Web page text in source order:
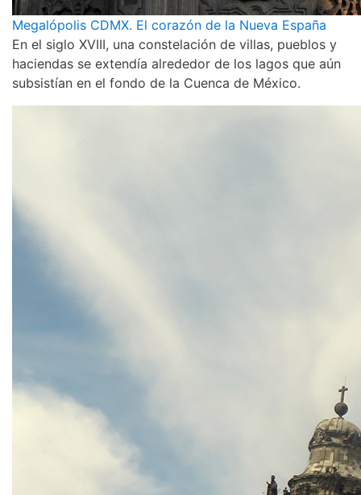
Megalópolis CDMX. El corazón de la Nueva España
En el siglo XVIII, una constelación de villas, pueblos y
haciendas se extendía alrededor de los lagos que aún
subsistían en el fondo de la Cuenca de México.